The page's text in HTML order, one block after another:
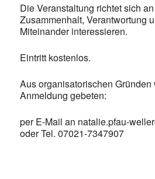
Die Veranstaltung richtet sich
Zusammenhalt, Verantwortung
Miteinander interessieren.
Eintritt kostenlos.
Aus organisatorischen Gründen
Anmeldung gebeten:
per E-Mail an natalie.pfau-
oder Tel. 07021-7347907